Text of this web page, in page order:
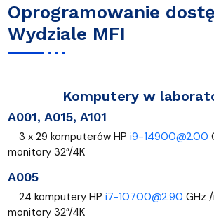
Oprogramowanie
Wydziale MFI
Komputery w
A001, A015, A101
3 x 29 komputerów HP i9-14900@2.00
monitory 32”/4K
A005
24 komputery HP i7-10700@2.90 GHz
monitory 32”/4K